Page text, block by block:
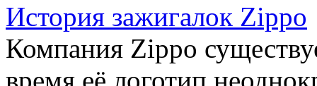
История зажигалок Zippo
Компания Zippo
время её логотип